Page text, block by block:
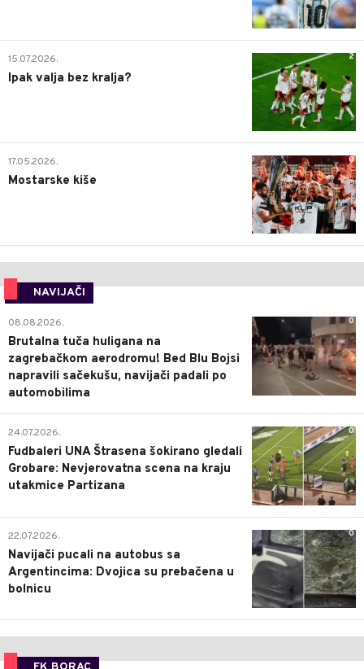
2
15.07.2026.
Ipak valja bez kralja?
0
17.05.2026.
Mostarske kiše
NAVIJAČI
0
08.08.2026.
Brutalna tuča huligana na
zagrebačkom aerodromu! Bed Blu Bojsi
napravili sačekušu, navijači padali po
automobilima
0
24.07.2026.
Fudbaleri UNA Štrasena šokirano gledali
Grobare: Nevjerovatna scena na kraju
utakmice Partizana
0
22.07.2026.
Navijači pucali na autobus sa
Argentincima: Dvojica su prebačena u
bolnicu